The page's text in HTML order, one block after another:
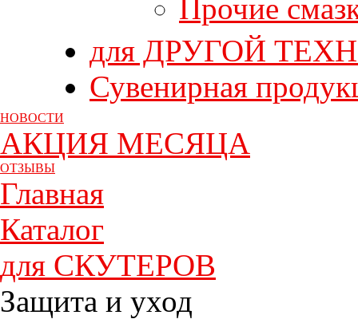
Прочие
для ДРУГОЙ
Сувенирная
НОВОСТИ
АКЦИЯ МЕСЯЦА
ОТЗЫВЫ
Главная
Каталог
для СКУТЕРОВ
Защита и уход